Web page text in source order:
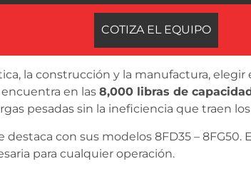
COTIZA EL EQUIPO
la construcción y la manufactura,
en las 8,000 libras de
pesadas sin la ineficiencia que traen
destaca con sus modelos 8FD35 –
para cualquier operación.